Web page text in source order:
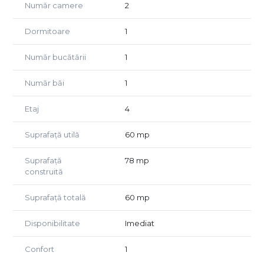
pentru investiție, cât și pentru locuință.
Preț 98.990 euro, negociabil,
Agent exclusiv Golden Real Estate.
Număr camere 2
Dormitoare 1
Număr bucătării 1
Număr băi 1
Etaj 4
Suprafață utilă 60 mp
Suprafață
construită
78 mp
Suprafață totală 60 mp
Disponibilitate Imediat
Confort 1